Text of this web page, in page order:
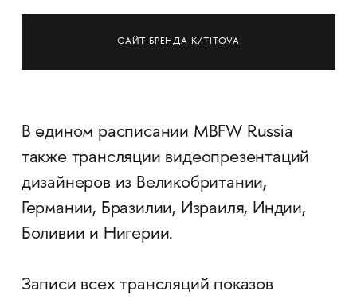
САЙТ БРЕНДА K/TITOVA
В едином расписании MBFW Russia
также трансляции видеопрезентаций
дизайнеров из Великобритании,
Германии, Бразилии, Израиля, Индии,
Боливии и Нигерии.
Записи всех трансляций показов